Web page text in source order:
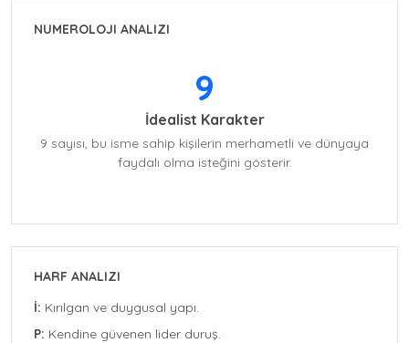
NUMEROLOJI ANALIZI
9
İdealist Karakter
9 sayısı, bu isme sahip kişilerin merhametli ve dünyaya
faydalı olma isteğini gösterir.
HARF ANALIZI
İ: Kırılgan ve duygusal yapı.
P: Kendine güvenen lider duruş.